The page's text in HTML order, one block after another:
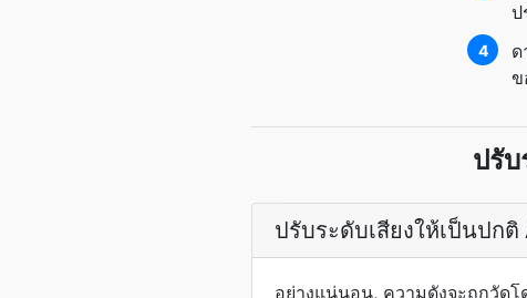
ป
4
ด
ข
ปรั
ปรับระดับเสียงให้เป็นปก
อย่างแน่นอน, ความดังจะถูกวัดโ